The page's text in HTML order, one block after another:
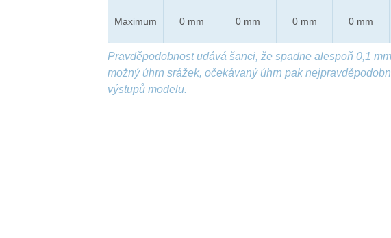
Maximum 0 mm 0 mm 0 mm 0 mm
Pravděpodobnost udává šanci, že spadne alespoň 0,1
možný úhrn srážek, očekávaný úhrn pak
výstupů modelu.